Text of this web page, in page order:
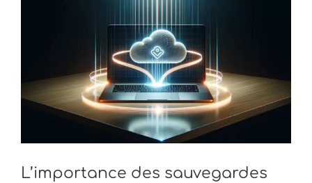
L’importance des sauvegardes